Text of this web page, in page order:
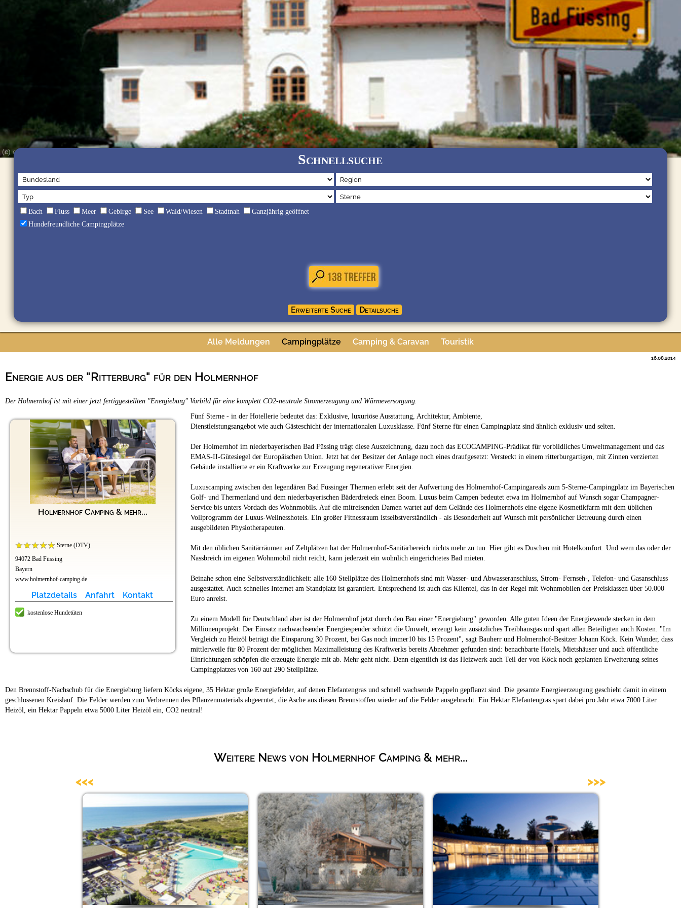
(c) obx-news Schnellsuche
Bach Fluss Meer Gebirge See Wald/Wiesen Stadtnah
Ganzjährig geöffnet
Hundefreundliche Campingplätze
Alle Meldungen Campingplätze Camping & Caravan Touristik
Energie aus der "Ritterburg" für den Holmernhof
16.08.2014
Der Holmernhof ist mit einer jetzt fertiggestellten "Energieburg" Vorbild für eine komplett CO2-neutrale Stromerzeugung und Wärmeversorgung.
Holmernhof Camping & mehr...
Sterne (DTV)
94072 Bad Füssing
Bayern
www.holmernhof-camping.de
Platzdetails Anfahrt Kontakt
kostenlose Hundetüten
Fünf Sterne - in der Hotellerie bedeutet das: Exklusive, luxuriöse Ausstattung, Architektur, Ambiente,
Dienstleistungsangebot wie auch Gästeschicht der internationalen Luxusklasse. Fünf Sterne für einen Campingplatz sind ähnlich exklusiv und selten.
Der Holmernhof im niederbayerischen Bad Füssing trägt diese Auszeichnung, dazu noch das ECOCAMPING-Prädikat für vorbildliches Umweltmanagement und das
EMAS-II-Gütesiegel der Europäischen Union. Jetzt hat der Besitzer der Anlage noch eines draufgesetzt: Versteckt in einem ritterburgartigen, mit Zinnen verzierten
Gebäude installierte er ein Kraftwerke zur Erzeugung regenerativer Energien.
Luxuscamping zwischen den legendären Bad Füssinger Thermen erlebt seit der Aufwertung des Holmernhof-Campingareals zum 5-Sterne-Campingplatz im Bayerischen
Golf- und Thermenland und dem niederbayerischen Bäderdreieck einen Boom. Luxus beim Campen bedeutet etwa im Holmernhof auf Wunsch sogar Champagner-
Service bis unters Vordach des Wohnmobils. Auf die mitreisenden Damen wartet auf dem Gelände des Holmernhofs eine eigene Kosmetikfarm mit dem üblichen
Vollprogramm der Luxus-Wellnesshotels. Ein großer Fitnessraum istselbstverständlich - als Besonderheit auf Wunsch mit persönlicher Betreuung durch einen
ausgebildeten Physiotherapeuten.
Mit den üblichen Sanitärräumen auf Zeltplätzen hat der Holmernhof-Sanitärbereich nichts mehr zu tun. Hier gibt es Duschen mit Hotelkomfort. Und wem das oder der
Nassbreich im eigenen Wohnmobil nicht reicht, kann jederzeit ein wohnlich eingerichtetes Bad mieten.
Beinahe schon eine Selbstverständlichkeit: alle 160 Stellplätze des Holmernhofs sind mit Wasser- und Abwasseranschluss, Strom- Fernseh-, Telefon- und Gasanschluss
ausgestattet. Auch schnelles Internet am Standplatz ist garantiert. Entsprechend ist auch das Klientel, das in der Regel mit Wohnmobilen der Preisklassen über 50.000
Euro anreist.
Zu einem Modell für Deutschland aber ist der Holmernhof jetzt durch den Bau einer "Energieburg" geworden. Alle guten Ideen der Energiewende stecken in dem
Millionenprojekt: Der Einsatz nachwachsender Energiespender schützt die Umwelt, erzeugt kein zusätzliches Treibhausgas und spart allen Beteiligten auch Kosten. "Im
Vergleich zu Heizöl beträgt die Einsparung 30 Prozent, bei Gas noch immer10 bis 15 Prozent", sagt Bauherr und Holmernhof-Besitzer Johann Köck. Kein Wunder, dass
mittlerweile für 80 Prozent der möglichen Maximalleistung des Kraftwerks bereits Abnehmer gefunden sind: benachbarte Hotels, Mietshäuser und auch öffentliche
Einrichtungen schöpfen die erzeugte Energie mit ab. Mehr geht nicht. Denn eigentlich ist das Heizwerk auch Teil der von Köck noch geplanten Erweiterung seines
Campingplatzes von 160 auf 290 Stellplätze.
Den Brennstoff-Nachschub für die Energieburg liefern Köcks eigene, 35 Hektar große Energiefelder, auf denen Elefantengras und schnell wachsende Pappeln gepflanzt sind. Die gesamte Energieerzeugung geschieht damit in einem
geschlossenen Kreislauf: Die Felder werden zum Verbrennen des Pflanzenmaterials abgeerntet, die Asche aus diesen Brennstoffen wieder auf die Felder ausgebracht. Ein Hektar Elefantengras spart dabei pro Jahr etwa 7000 Liter
Heizöl, ein Hektar Pappeln etwa 5000 Liter Heizöl ein, CO2 neutral!
Weitere News von Holmernhof Camping & mehr...
<<<
>>>